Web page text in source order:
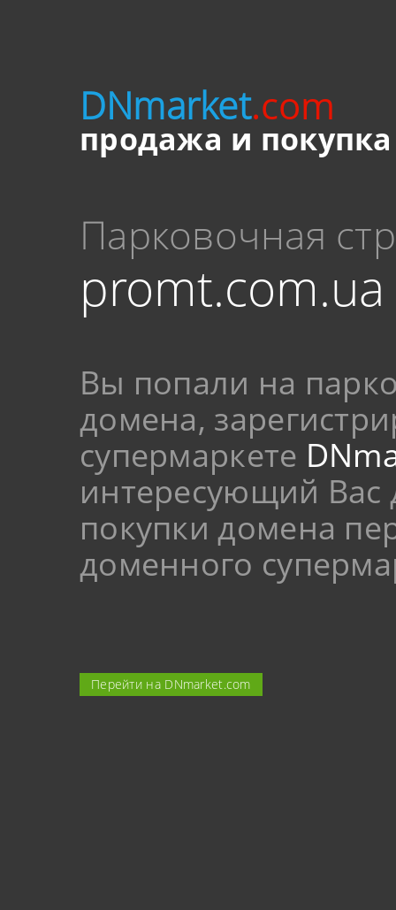
DNmarket.com
продажа и
Парковочная
promt.com.ua
Вы попали на
домена,
супермаркете
интересующий Вас
покупки домена
доменного
Перейти на DNmarket.com